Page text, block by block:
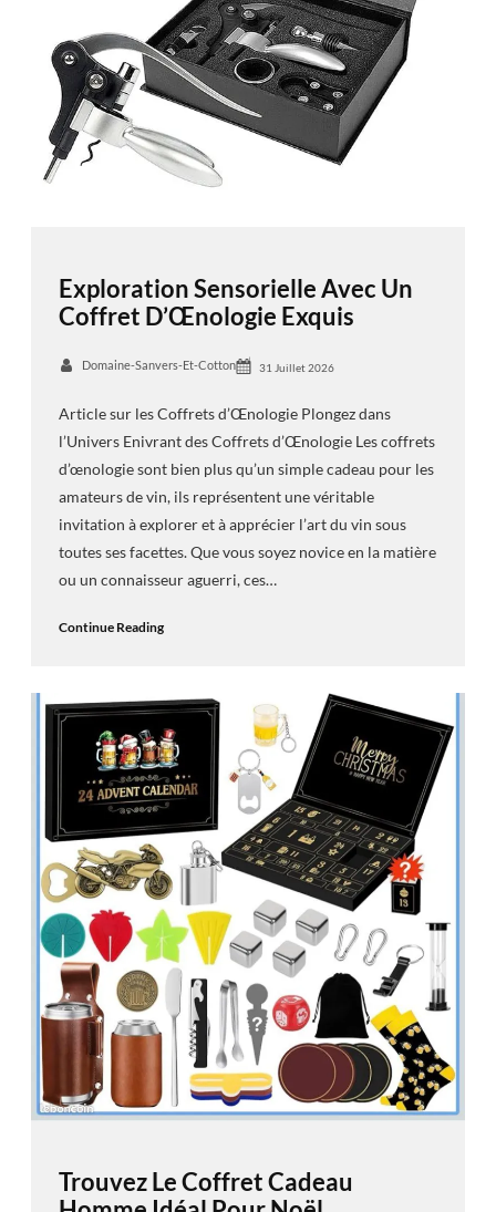
Exploration Sensorielle Avec Un
Coffret D’Œnologie Exquis
Domaine-Sanvers-Et-Cotton 31 Juillet 2026
Article sur les Coffrets d’Œnologie Plongez dans
l’Univers Enivrant des Coffrets d’Œnologie Les coffrets
d’œnologie sont bien plus qu’un simple cadeau pour les
amateurs de vin, ils représentent une véritable
invitation à explorer et à apprécier l’art du vin sous
toutes ses facettes. Que vous soyez novice en la matière
ou un connaisseur aguerri, ces…
Continue Reading
Trouvez Le Coffret Cadeau